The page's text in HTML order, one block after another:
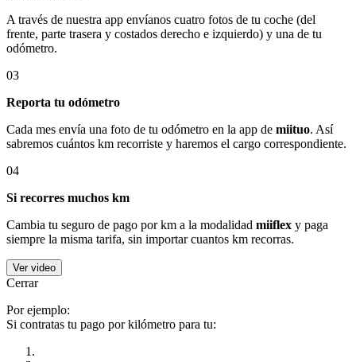
A través de nuestra app envíanos cuatro fotos de tu coche (del
frente, parte trasera y costados derecho e izquierdo) y una de tu
odómetro.
03
Reporta tu odómetro
Cada mes envía una foto de tu odómetro en la app de miituo. Así
sabremos cuántos km recorriste y haremos el cargo correspondiente.
04
Si recorres muchos km
Cambia tu seguro de pago por km a la modalidad miiflex y paga
siempre la misma tarifa, sin importar cuantos km recorras.
Ver video
Cerrar
Por ejemplo:
Si contratas tu pago por kilómetro para tu: